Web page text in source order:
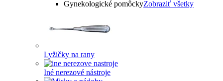
Gynekologické pomôckyZobraziť všetky
Lyžičky na rany
Iné nerezové nástroje